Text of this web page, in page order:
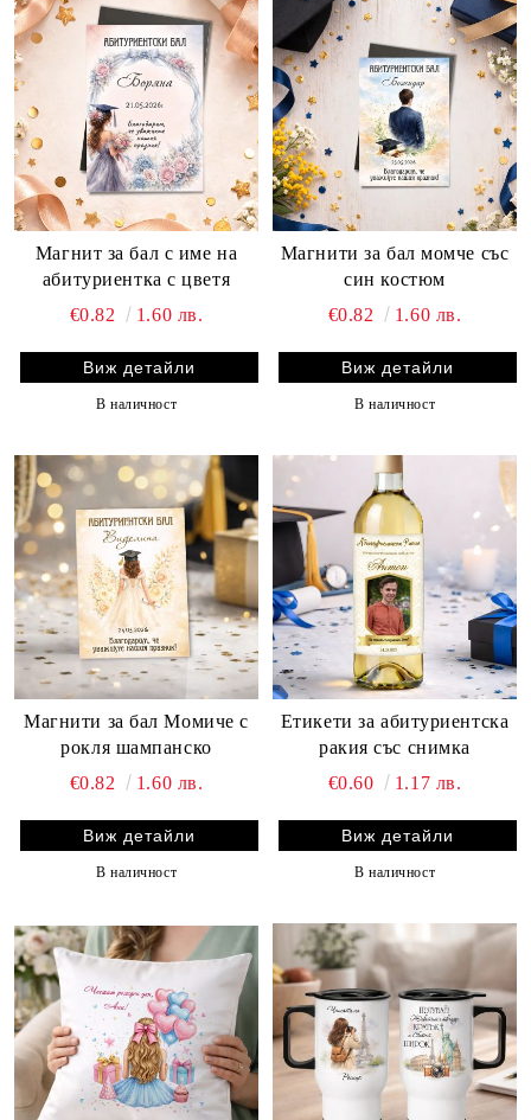
Магнит за бал с име на
абитуриентка с цветя
€0.82
1.60 лв.
Виж детайли
В наличност
Магнити за бал момче със
син костюм
€0.82
1.60 лв.
Виж детайли
В наличност
Магнити за бал Момиче с
рокля шампанско
€0.82
1.60 лв.
Виж детайли
В наличност
Етикети за абитуриентска
ракия със снимка
€0.60
1.17 лв.
Виж детайли
В наличност